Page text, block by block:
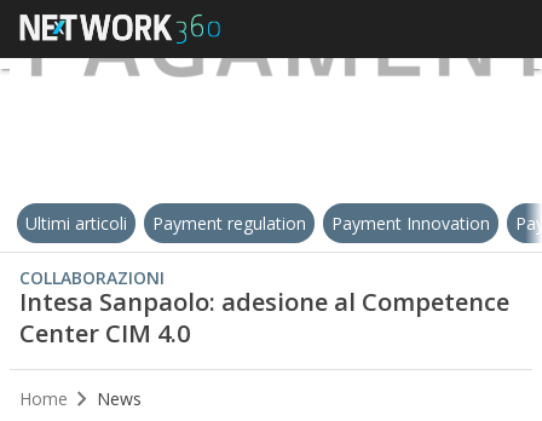
Ultimi articoli Payment regulation Payment Innovation
COLLABORAZIONI
Intesa Sanpaolo: adesione al Competence
Center CIM 4.0
Home News